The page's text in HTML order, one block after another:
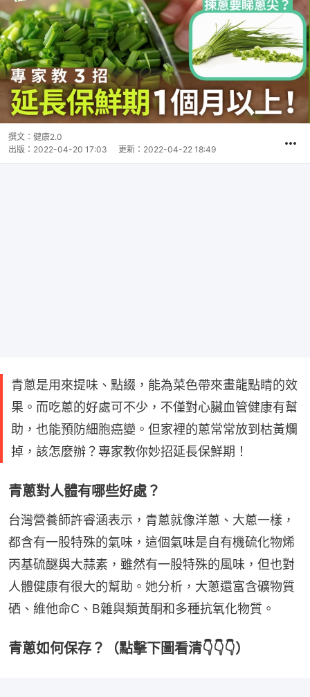
撰文： 健康2.0
出版： 2022-04-20 17:03 更新： 2022-04-22 18:49
青蔥是用來提味、點綴，能為菜色帶來畫龍點睛的效
果。而吃蔥的好處可不少，不僅對心臟血管健康有幫
助，也能預防細胞癌變。但家裡的蔥常常放到枯黃爛
掉，該怎麼辦？專家教你妙招延長保鮮期！
青蔥對人體有哪些好處？
台灣營養師許睿涵表示，青蔥就像洋蔥、大蔥一樣，
都含有一股特殊的氣味，這個氣味是自有機硫化物烯
丙基硫醚與大蒜素，雖然有一股特殊的風味，但也對
人體健康有很大的幫助。她分析，大蔥還富含礦物質
硒、維他命C、B雜與類黃酮和多種抗氧化物質。
青蔥如何保存？（點擊下圖看清👇👇👇）